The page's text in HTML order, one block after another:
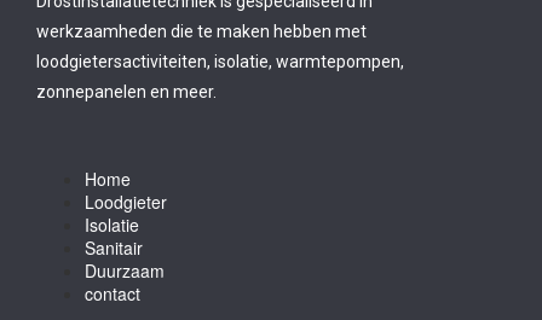
werkzaamheden die te maken hebben met
loodgietersactiviteiten, isolatie, warmtepompen,
zonnepanelen en meer.
Home
Loodgieter
Isolatie
Sanitair
Duurzaam
contact